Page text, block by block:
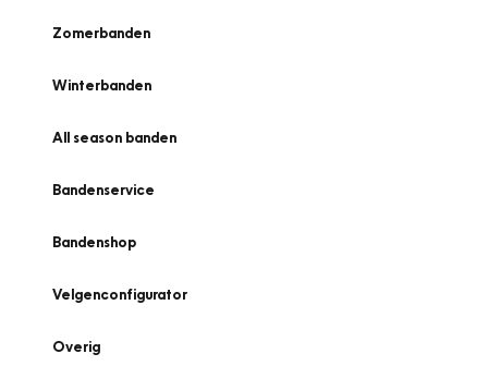
Zomerbanden
Winterbanden
All season banden
Bandenservice
Bandenshop
Velgenconfigurator
Overig